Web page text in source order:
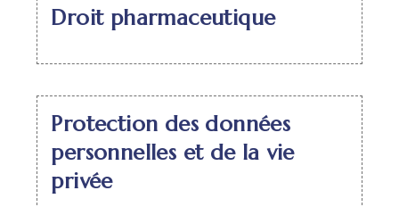
Droit pharmaceutique
Protection des données
personnelles et de la vie
privée